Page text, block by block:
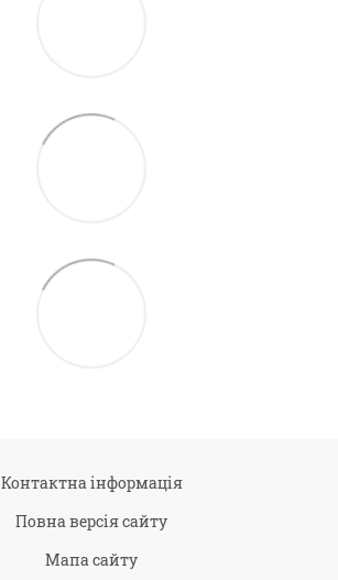
Контактна інформація
Повна версія сайту
Мапа сайту